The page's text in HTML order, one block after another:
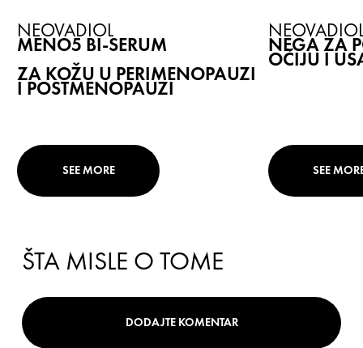
NEOVADIOL
MENO5 BI-SERUM
ZA KOŽU U PERIMENOPAUZI
I POSTMENOPAUZI
SEE MORE
NEGA ZA
OČIJU I
SEE
ŠTA MISLE O TOME
DODAJTE KOMENTAR